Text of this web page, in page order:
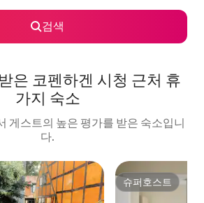
검색
은 코펜하겐 시청 근처 휴
가지 숙소
게스트의 높은 평가를 받은 숙소입니
다.
슈퍼호스트
슈퍼호스트